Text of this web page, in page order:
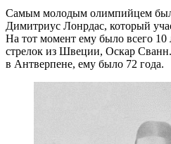
Самым молодым олимпийцем был
Димитриус Лонрдас, который
На тот момент ему было всего
стрелок из Швеции, Оскар
в Антверпене, ему было 72 года.